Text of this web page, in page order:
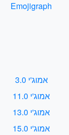
Emojigraph
אמוג'י 3.0
אמוג'י 11.0
אמוג'י 13.0
אמוג'י 15.0